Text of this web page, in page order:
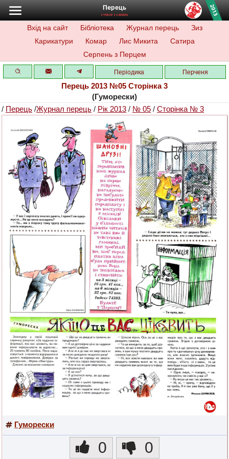
Перець
ГУМОР І САТИРА
Вхід на сайт Бібліотека Журнал перець
Зиз
Карикатури
Комар Лис Микита
Сатира
Серпень з Перцем
Періодика Перченя
Перець 2013 №05 Сторінка 3
(Гуморески)
/ Перець /Журнал перець / Рік 2013 / № 05 / Сторінка № 3
Гуморески
0 0